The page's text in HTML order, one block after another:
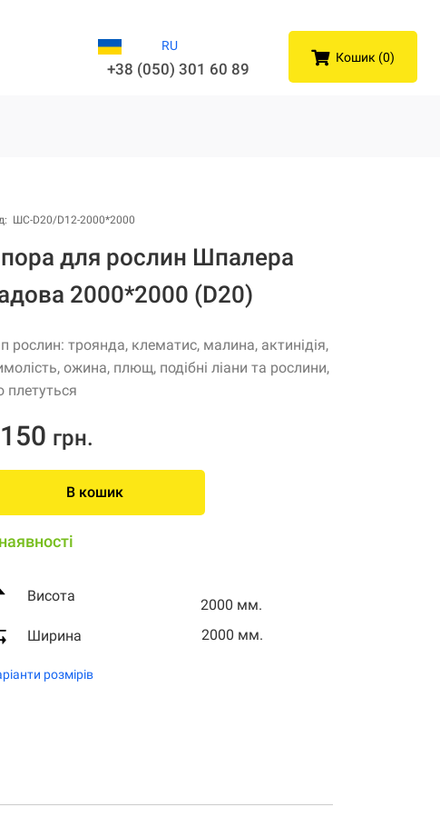
RU
+38 (050) 301 60 89
Кошик (0)
ШС-D20/D12-2000*2000
для рослин Шпалера
2000*2000 (D20)
рослин: троянда, клематис, малина, актинідія,
ожина, плющ, подібні ліани та рослини,
плетуться
грн.
В кошик
Висота
2000 мм.
Ширина
2000 мм.
розмірів